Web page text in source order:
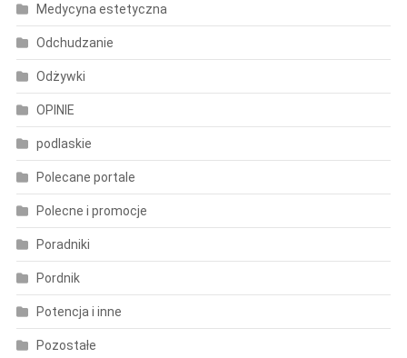
Medycyna estetyczna
Odchudzanie
Odżywki
OPINIE
podlaskie
Polecane portale
Polecne i promocje
Poradniki
Pordnik
Potencja i inne
Pozostałe